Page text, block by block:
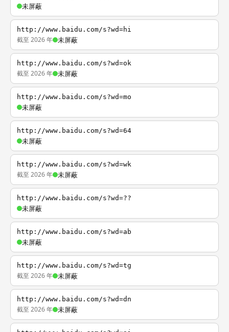
未屏蔽
http://www.baidu.com/s?wd=hi
截至 2026 年 未屏蔽
http://www.baidu.com/s?wd=ok
截至 2026 年 未屏蔽
http://www.baidu.com/s?wd=mo
未屏蔽
http://www.baidu.com/s?wd=64
未屏蔽
http://www.baidu.com/s?wd=wk
截至 2026 年 未屏蔽
http://www.baidu.com/s?wd=??
未屏蔽
http://www.baidu.com/s?wd=ab
未屏蔽
http://www.baidu.com/s?wd=tg
截至 2026 年 未屏蔽
http://www.baidu.com/s?wd=dn
截至 2026 年 未屏蔽